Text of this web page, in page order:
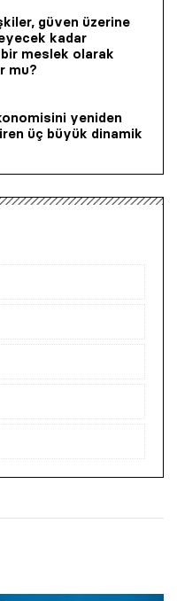
güven üzerine
kadar
mes­lek olarak
mu?
yeniden
üç büyük dinamik